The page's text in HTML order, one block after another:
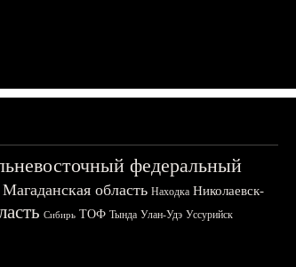
федеральный
Магаданская область Находка Николаевск-
Сибирь ТОФ Тында Улан-Удэ Уссурийск